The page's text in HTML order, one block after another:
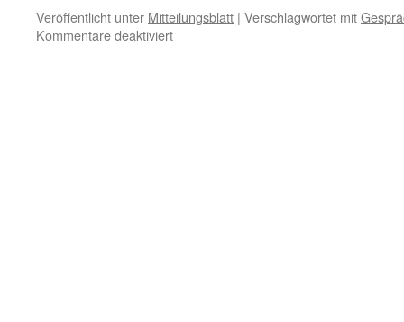
Veröffentlicht unter Mitteilungsblatt | Verschlagwortet mit
Kommentare deaktiviertfür